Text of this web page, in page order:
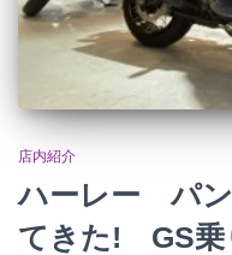
店内紹介
ハーレー パン
てきた! GS乗